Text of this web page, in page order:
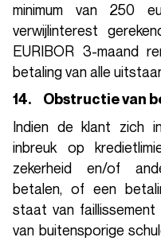
minimum van 250
verwijlinterest
EURIBOR 3-maand
betaling van alle
14. Obstructie van
Indien de klant zich
inbreuk op
zekerheid en/of
betalen, of een
staat van
van buitensporige